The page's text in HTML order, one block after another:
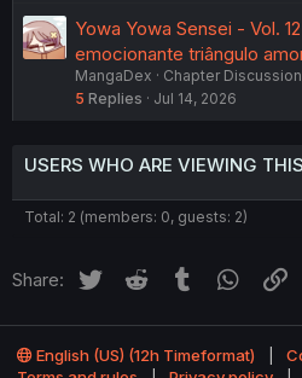
Yowa Yowa Sensei - Vol.
emocionante triângulo
MangaDex
Chapter
5 Replies Jul 14, 2026
USERS WHO ARE VIEWING
Total: 2 (members: 0, guests: 2)
Share: Twitter Reddit Tumblr
English (US) (12h Timeformat)